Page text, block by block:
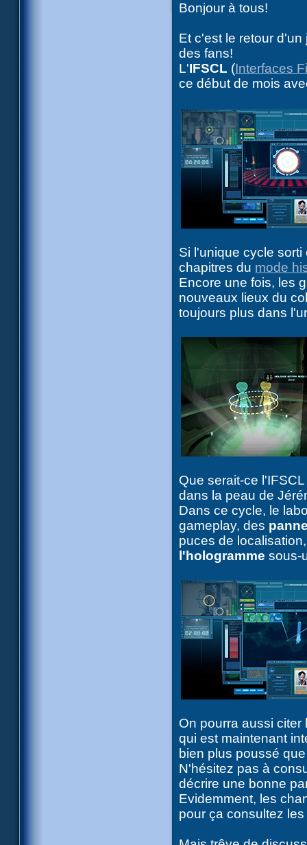
Bonjour à tous!
Et c'est le retour
des fans!
L'IFSCL (Interfaces
ce début de mois
Si l'unique cycle
chapitres du mode
Encore une fois, les
nouveaux lieux du
toujours plus dans
Que serait-ce
dans la peau de
Dans ce cycle, le
gameplay, des
puces de
l'hologrammesous-
On pourra aussi
qui est maintenant
bien plus poussé
N'hésitez pas à
décrire une bonne
Evidemment, les
pour ça consultez